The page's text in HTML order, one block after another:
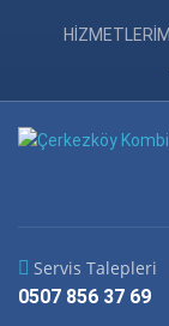
Servis Talepleri
0507 856 37 69